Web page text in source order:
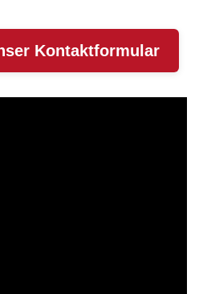
Kontaktformular